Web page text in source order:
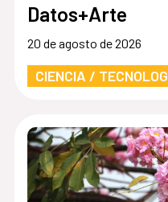
Datos+Arte
20 de agosto de 2026
CIENCIA /